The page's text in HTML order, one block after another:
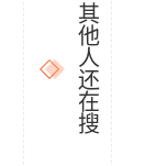
其
他
人
还
在
搜